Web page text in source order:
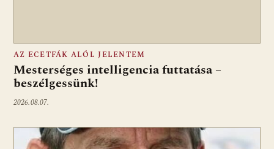
AZ ECETFÁK ALÓL JELENTEM
Mesterséges intelligencia futtatása –
beszélgessünk!
2026.08.07.